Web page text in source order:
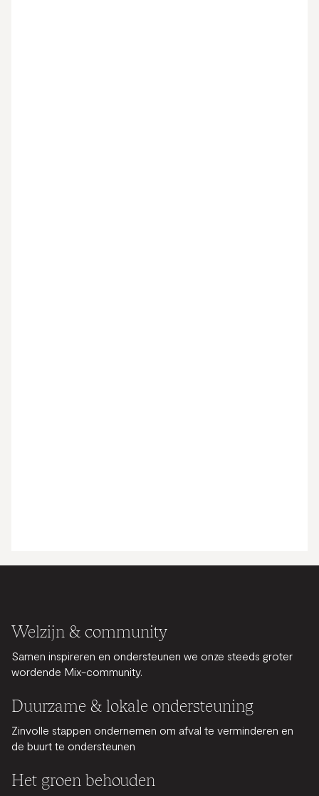
Welzijn & community
Samen inspireren en ondersteunen we onze steeds groter
wordende Mix-community.
Duurzame & lokale ondersteuning
Zinvolle stappen ondernemen om afval te verminderen en
de buurt te ondersteunen
Het groen behouden